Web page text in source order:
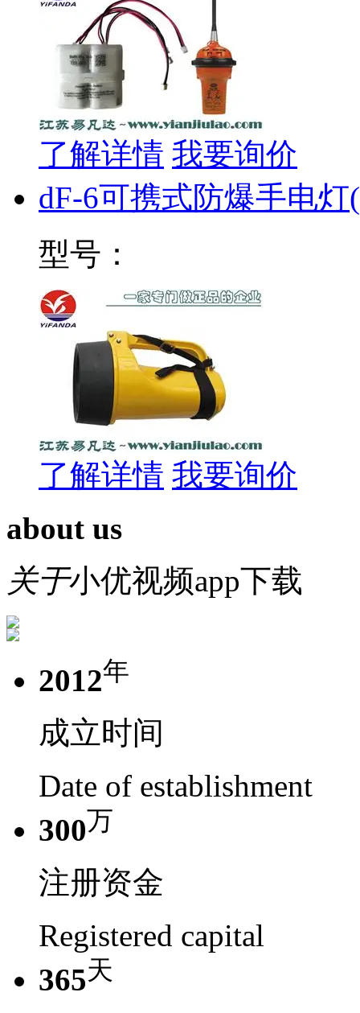
了解详情 我要询价
dF-6可携式防爆手电灯
型号：
了解详情 我要询价
about us
关于小优视频app下载
2012年
成立时间
Date of establishment
300万
注册资金
Registered capital
365天